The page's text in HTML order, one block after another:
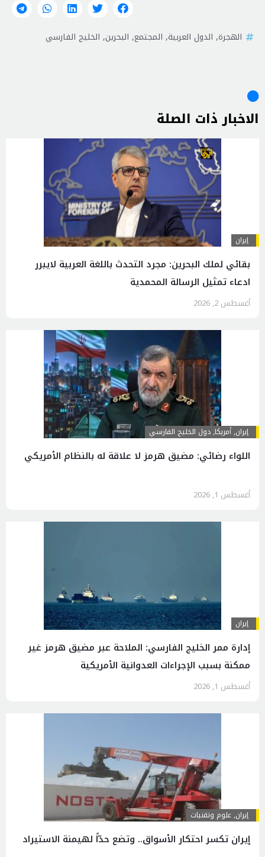
الهجرة, الدول العربية, المجتمع, البحرين, الخليج الفارسي
الاخبار ذات الصلة
إيران
بقائي لملك البحرين: مجرد التحدث باللغة العربية لايبرر
ادعاء تمثيل الرسالة المحمدية
أغسطس 2, 2026
إيران,أمريكا,دول الخليج الفارسي
اللواء رضائي: مضيق هرمز لا علاقة له بالنظام الأمريكي
أغسطس 1, 2026
إيران
إدارة ممر الخليج الفارسي: الملاحة عبر مضيق هرمز غير
ممكنة بسبب الإجراءات العدوانية الأمريكية
أغسطس 1, 2026
إيران,علوم وتقنيات
إيران تكسر احتكار الأسواق.. وتضع حدّاً لهيمنة الاستيراد